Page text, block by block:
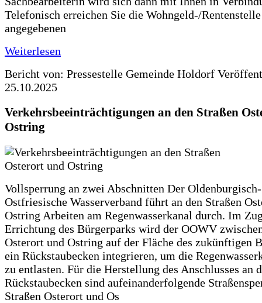
Telefonisch erreichen Sie die Wohngeld-/
angegebenen
Weiterlesen
Bericht von: Pressestelle Gemeinde Holdorf
25.10.2025
Verkehrsbeeinträchtigungen an den Straßen
Ostring
Vollsperrung an zwei Abschnitten Der Oldenburgisch-
Ostfriesische Wasserverband führt an den Straßen
Ostring Arbeiten am Regenwasserkanal durch. Im
Errichtung des Bürgerparks wird der OOWV
Osterort und Ostring auf der Fläche des zukünftigen
ein Rückstaubecken integrieren, um die
zu entlasten. Für die Herstellung des Anschlusses an
Rückstaubecken sind aufeinanderfolgende
Straßen Osterort und Os